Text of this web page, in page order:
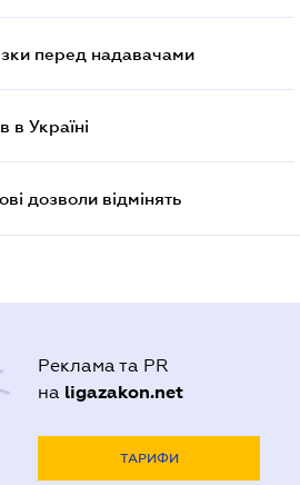
перед надавачами
в Україні
дозволи відмінять
Реклама та PR
на ligazakon.net
ТАРИФИ